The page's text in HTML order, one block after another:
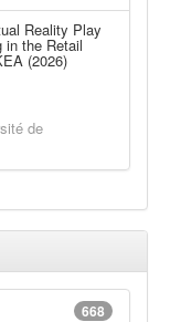
Reality Play
in the Retail
(2026)
de
668